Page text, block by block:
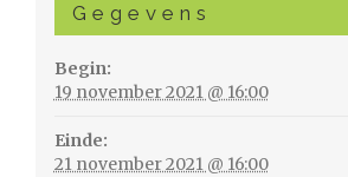
Gegevens
Begin:
19 november 2021 @ 16:00
Einde:
21 november 2021 @ 16:00